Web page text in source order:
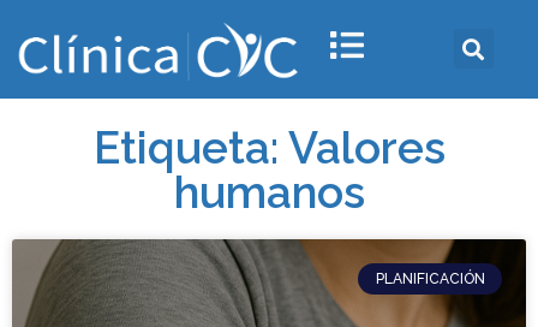
Etiqueta: Valores
humanos
PLANIFICACIÓN